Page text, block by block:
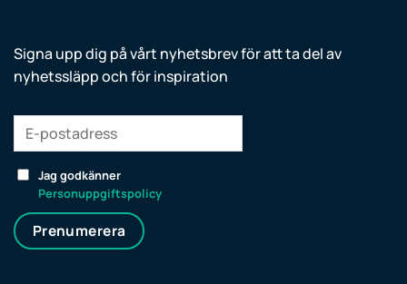
Signa upp dig på vårt nyhetsbrev för att ta del av
nyhetssläpp och för inspiration
Jag godkänner
Personuppgiftspolicy
Prenumerera